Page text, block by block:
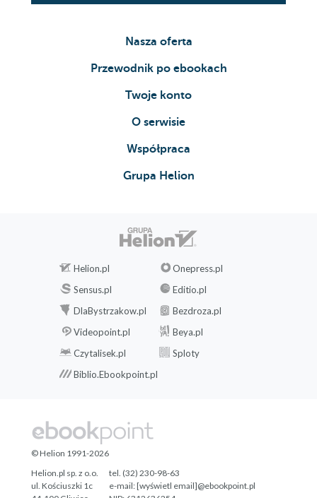
Nasza oferta
Przewodnik po ebookach
Twoje konto
O serwisie
Współpraca
Grupa Helion
Helion.pl
Onepress.pl
Sensus.pl
Editio.pl
DlaBystrzakow.pl
Bezdroza.pl
Videopoint.pl
Beya.pl
Czytalisek.pl
Sploty
Biblio.Ebookpoint.pl
© Helion 1991-2026
Helion.pl sp. z o.o.
ul. Kościuszki 1c
tel. (32) 230-98-63
e-mail:[wyświetl email]@ebookpoint.pl